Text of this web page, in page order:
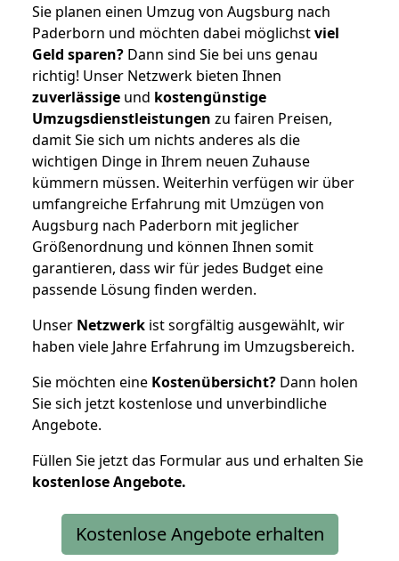
Sie planen einen Umzug von Augsburg nach
Paderborn und möchten dabei möglichstviel
Geld sparen? Dann sind Sie bei uns genau
richtig! Unser Netzwerk bieten Ihnen
zuverlässige und kostengünstige
Umzugsdienstleistungen zu fairen Preisen,
damit Sie sich um nichts anderes als die
wichtigen Dinge in Ihrem neuen Zuhause
kümmern müssen. Weiterhin verfügen wir über
umfangreiche Erfahrung mit Umzügen von
Augsburg nach Paderborn mit jeglicher
Größenordnung und können Ihnen somit
garantieren, dass wir für jedes Budget eine
passende Lösung finden werden.
Unser Netzwerk ist sorgfältig ausgewählt, wir
haben viele Jahre Erfahrung im Umzugsbereich.
Sie möchten eine Kostenübersicht? Dann holen
Sie sich jetzt kostenlose und unverbindliche
Angebote.
Füllen Sie jetzt das Formular aus und erhalten Sie
kostenloseAngebote.
Kostenlose Angebote erhalten